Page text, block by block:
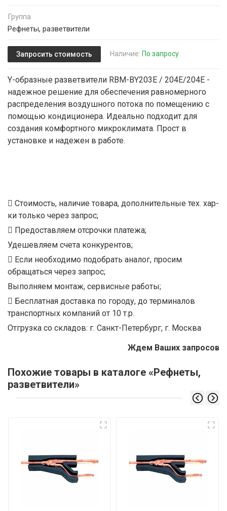
Группа
Рефнеты, разветвители
Запросить стоимость Наличие: По запросу
Y-образные разветвители RBM-BY203E / 204E/204E -
надежное решение для обеспечения равномерного
распределения воздушного потока по помещению с
помощью кондиционера. Идеально подходит для
создания комфортного микроклимата. Прост в
установке и надежен в работе.
Стоимость, наличие товара, дополнительные тех. хар-
ки только через запрос;
Предоставляем отсрочки платежа;
Удешевляем счета конкурентов;
Если необходимо подобрать аналог, просим
обращаться через запрос;
Выполняем монтаж, сервисные работы;
Бесплатная доставка по городу, до терминалов
транспортных компаний от 10 т.р.
Отгрузка со складов: г. Санкт-Петербург, г. Москва
Ждем Ваших запросов
Похожие товары в каталоге «Рефнеты,
разветвители»